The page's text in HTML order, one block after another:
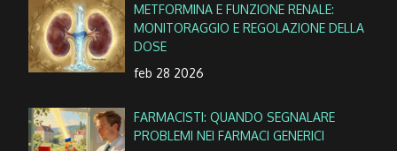
METFORMINA E FUNZIONE RENALE:
MONITORAGGIO E REGOLAZIONE DELLA
DOSE
feb 28 2026
FARMACISTI: QUANDO SEGNALARE
PROBLEMI NEI FARMACI GENERICI